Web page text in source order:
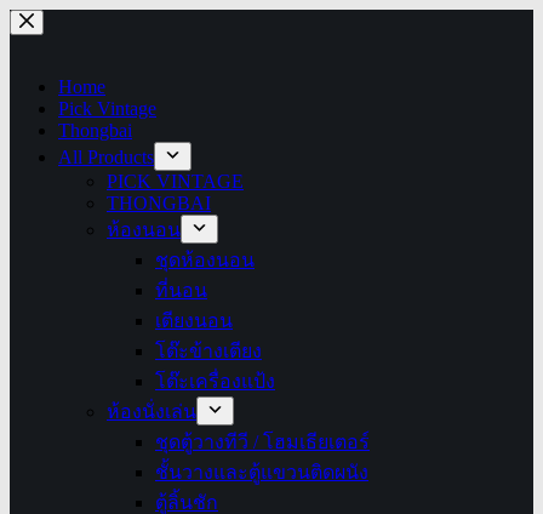
Skip
to
Home
Pick Vintage
Thongbai
All Products
PICK VINTAGE
THONGBAI
ห้องนอน
ชุดห้องนอน
ที่นอน
เตียงนอน
โต๊ะข้างเตียง
โต๊ะเครื่องแป้ง
ห้องนั่งเล่น
ชุดตู้วางทีวี / โฮมเธียเตอร์
ชั้นวางและตู้แขวนติดผนัง
ตู้ลิ้นชัก